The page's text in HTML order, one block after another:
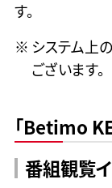
す。
システム上
ございます。
「Betimo
番組観覧